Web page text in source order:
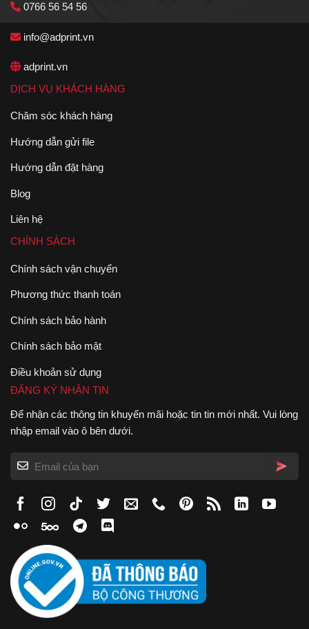
0766 56 54 56
info@adprint.vn
adprint.vn
DỊCH VỤ KHÁCH HÀNG
Chăm sóc khách hàng
Hướng dẫn gửi file
Hướng dẫn đặt hàng
Blog
Liên hệ
CHÍNH SÁCH
Chính sách vận chuyển
Phương thức thanh toán
Chính sách bảo hành
Chính sách bảo mật
Điều khoản sử dụng
ĐĂNG KÝ NHẬN TIN
Để nhận các thông tin khuyến mãi hoặc tin tin mới nhất. Vui lòng
nhập email vào ô bên dưới.